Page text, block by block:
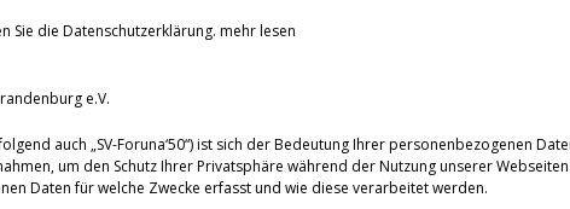
Sie die Datenschutzerklärung. mehr lesen
e.V.
auch „SV-Foruna‘50“) ist sich der Bedeutung Ihrer personenbezogenen
um den Schutz Ihrer Privatsphäre während der Nutzung unserer Webseiten
Daten für welche Zwecke erfasst und wie diese verarbeitet werden.